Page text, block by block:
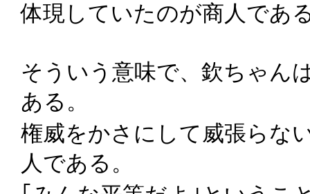
体現していたのが商人であ
そういう意味で、欽ちゃん
ある。
権威をかさにして威張らな
人である。